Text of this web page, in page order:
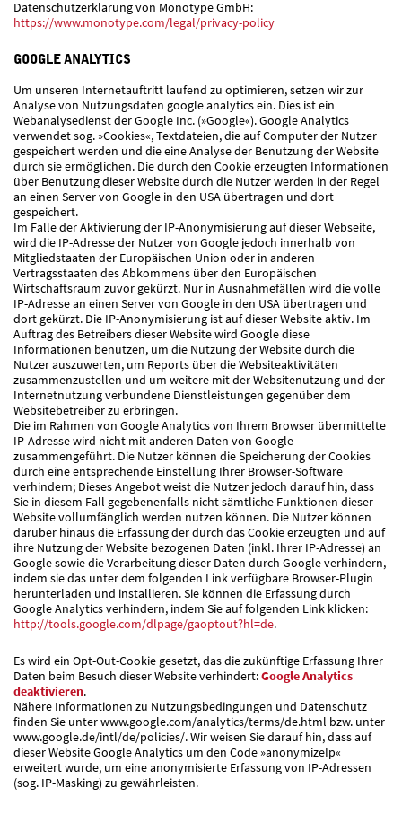
Datenschutzerklärung von Monotype GmbH:
https://www.monotype.com/legal/privacy-policy
GOOGLE ANALYTICS
Um unseren Internetauftritt laufend zu optimieren, setzen wir zur
Analyse von Nutzungsdaten google analytics ein. Dies ist ein
Webanalysedienst der Google Inc. (»Google«). Google Analytics
verwendet sog. »Cookies«, Textdateien, die auf Computer der Nutzer
gespeichert werden und die eine Analyse der Benutzung der Website
durch sie ermöglichen. Die durch den Cookie erzeugten Informationen
über Benutzung dieser Website durch die Nutzer werden in der Regel
an einen Server von Google in den USA übertragen und dort
gespeichert.
Im Falle der Aktivierung der IP-Anonymisierung auf dieser Webseite,
wird die IP-Adresse der Nutzer von Google jedoch innerhalb von
Mitgliedstaaten der Europäischen Union oder in anderen
Vertragsstaaten des Abkommens über den Europäischen
Wirtschaftsraum zuvor gekürzt. Nur in Ausnahmefällen wird die volle
IP-Adresse an einen Server von Google in den USA übertragen und
dort gekürzt. Die IP-Anonymisierung ist auf dieser Website aktiv. Im
Auftrag des Betreibers dieser Website wird Google diese
Informationen benutzen, um die Nutzung der Website durch die
Nutzer auszuwerten, um Reports über die Websiteaktivitäten
zusammenzustellen und um weitere mit der Websitenutzung und der
Internetnutzung verbundene Dienstleistungen gegenüber dem
Websitebetreiber zu erbringen.
Die im Rahmen von Google Analytics von Ihrem Browser übermittelte
IP-Adresse wird nicht mit anderen Daten von Google
zusammengeführt. Die Nutzer können die Speicherung der Cookies
durch eine entsprechende Einstellung Ihrer Browser-Software
verhindern; Dieses Angebot weist die Nutzer jedoch darauf hin, dass
Sie in diesem Fall gegebenenfalls nicht sämtliche Funktionen dieser
Website vollumfänglich werden nutzen können. Die Nutzer können
darüber hinaus die Erfassung der durch das Cookie erzeugten und auf
ihre Nutzung der Website bezogenen Daten (inkl. Ihrer IP-Adresse) an
Google sowie die Verarbeitung dieser Daten durch Google verhindern,
indem sie das unter dem folgenden Link verfügbare Browser-Plugin
herunterladen und installieren. Sie können die Erfassung durch
Google Analytics verhindern, indem Sie auf folgenden Link klicken:
http://tools.google.com/dlpage/gaoptout?hl=de.
Es wird ein Opt-Out-Cookie gesetzt, das die zukünftige Erfassung Ihrer
Daten beim Besuch dieser Website verhindert:Google Analytics
deaktivieren.
Nähere Informationen zu Nutzungsbedingungen und Datenschutz
finden Sie unter www.google.com/analytics/terms/de.html bzw. unter
www.google.de/intl/de/policies/. Wir weisen Sie darauf hin, dass auf
dieser Website Google Analytics um den Code »anonymizeIp«
erweitert wurde, um eine anonymisierte Erfassung von IP-Adressen
(sog. IP-Masking) zu gewährleisten.